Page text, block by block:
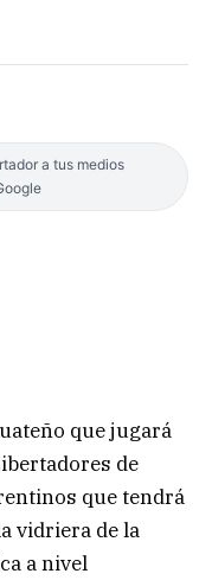
a tus medios
que jugará
de
que tendrá
vidriera de la
a nivel